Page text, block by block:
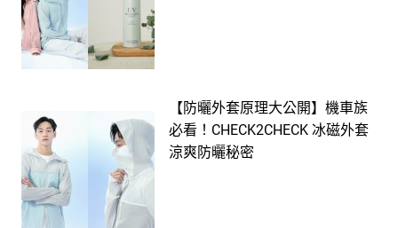
【防曬外套原理大公開】機車族
必看！CHECK2CHECK 冰磁外套
涼爽防曬秘密